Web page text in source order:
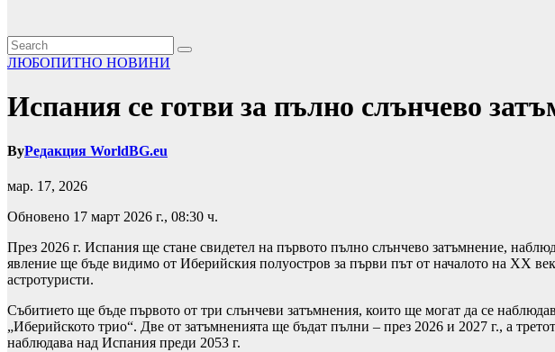
ЛЮБОПИТНО НОВИНИ
Испания се готви за пълно слънчево
ByРедакция WorldBG.eu
мар. 17, 2026
Обновено 17 март 2026 г., 08:30 ч.
През 2026 г. Испания ще стане свидетел на първото пълно слънчево затъмнение,
явление ще бъде видимо от Иберийския полуостров за първи път от началото на XX
астротуристи.
Събитието ще бъде първото от три слънчеви затъмнения, които ще могат да се
„Иберийското трио“. Две от затъмненията ще бъдат пълни – през 2026 и 2027 г., а
наблюдава над Испания преди 2053 г.